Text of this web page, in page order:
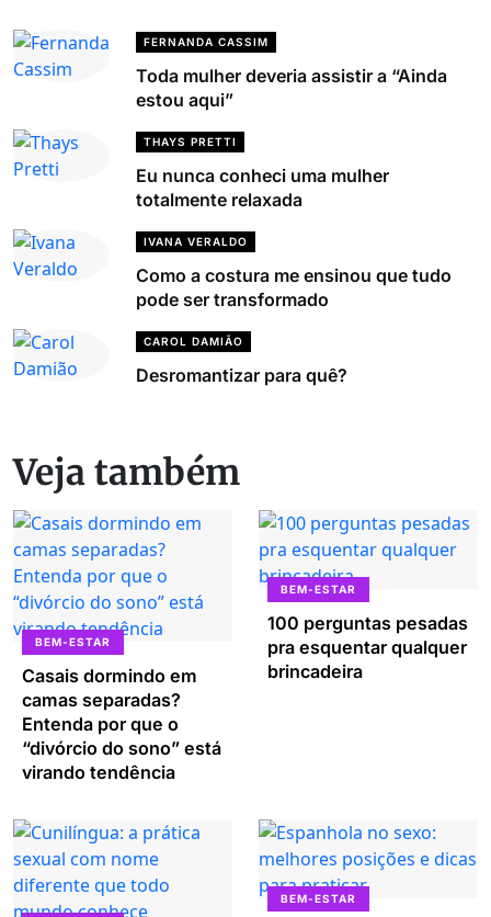
FERNANDA CASSIM
Toda mulher deveria assistir a “Ainda
estou aqui”
THAYS PRETTI
Eu nunca conheci uma mulher
totalmente relaxada
IVANA VERALDO
Como a costura me ensinou que tudo
pode ser transformado
CAROL DAMIÃO
Desromantizar para quê?
Veja também
BEM-ESTAR
Casais dormindo em
camas separadas?
Entenda por que o
“divórcio do sono” está
virando tendência
BEM-ESTAR
100 perguntas pesadas
pra esquentar qualquer
brincadeira
BEM-ESTAR